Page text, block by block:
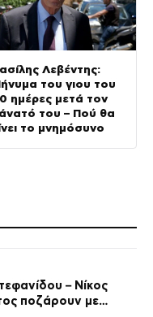
Λεβέντης:
του γιου του
ημέρες μετά τον
του – Πού θα
το μνημόσυνο
– Νίκος
ποζάρουν με